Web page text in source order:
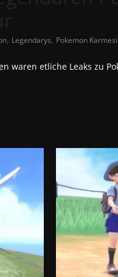
, Legendarys, Pokemon
waren etliche Leaks zu